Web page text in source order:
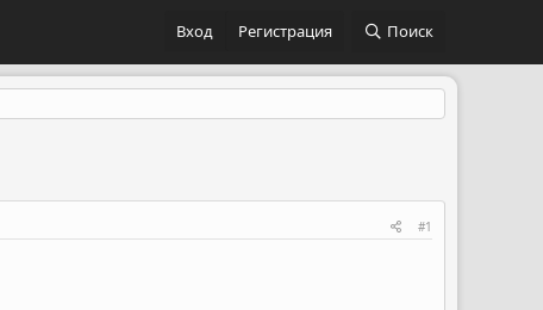
Вход Регистрация Поиск
#1